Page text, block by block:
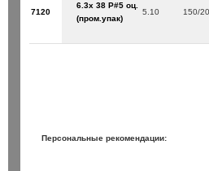
7120
6.3х 38 P#5 оц.
(пром.упак)
5.10 150/
Персональные рекомендации: